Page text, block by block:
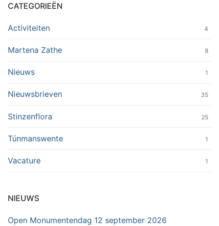
CATEGORIEËN
Activiteiten 4
Martena Zathe 8
Nieuws 1
Nieuwsbrieven 35
Stinzenflora 25
Túnmanswente 1
Vacature 1
NIEUWS
Open Monumentendag 12 september 2026